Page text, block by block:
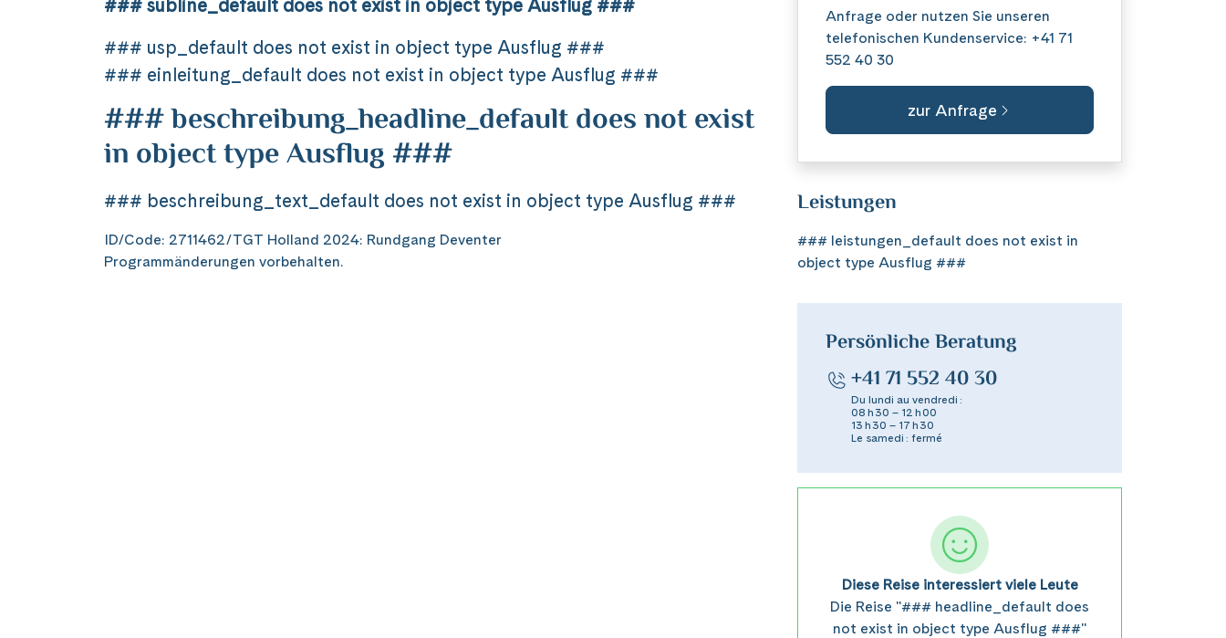
### subline_default does not exist in object type Ausflug ###
### usp_default does not exist in object type Ausflug ###
### einleitung_default does not exist in object type Ausflug ###
### beschreibung_headline_default does not exist
in object type Ausflug ###
### beschreibung_text_default does not exist in object type Ausflug ###
ID/Code: 2711462/TGT Holland 2024: Rundgang Deventer
Programmänderungen vorbehalten.
Anfrage oder nutzen Sie unseren
telefonischen Kundenservice: +41 71
552 40 30
zur Anfrage
Leistungen
### leistungen_default does not exist in
object type Ausflug ###
Persönliche Beratung
+41 71 552 40 30
Du lundi au vendredi :
08 h 30 – 12 h 00
13 h 30 – 17 h 30
Le samedi : fermé
Diese Reise interessiert viele Leute
Die Reise "### headline_default does
not exist in object type Ausflug ###"